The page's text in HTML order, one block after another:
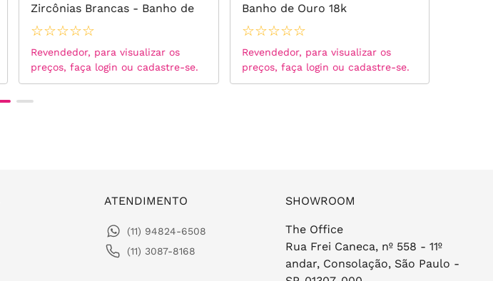
Zircônias Brancas - Banho de
Ródio Branco
☆☆☆☆☆
Revendedor, para visualizar os
preços, faça login ou cadastre-se.
Banho de Ouro 18k
☆☆☆☆☆
Revendedor, para visualizar os
preços, faça login ou cadastre-se.
ATENDIMENTO
(11) 94824-6508
(11) 3087-8168
SHOWROOM
The Office
Rua Frei Caneca, nº 558 - 11º
andar, Consolação, São Paulo -